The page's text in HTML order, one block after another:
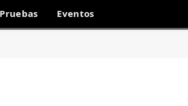
Pruebas Eventos